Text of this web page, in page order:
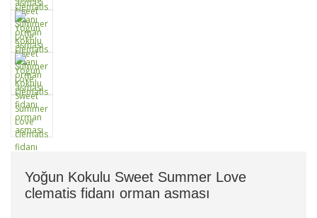
Yoğun Kokulu Sweet Summer Love
clematis fidanı orman asması